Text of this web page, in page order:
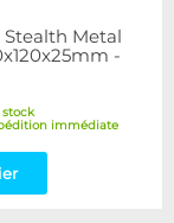
Metal
-
stock
immédiate